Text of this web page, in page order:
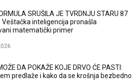
SRUŠILA JE TVRDNJU STARU 87
Veštačka inteligencija pronašla
matematički primer
DA POKAŽE KOJE DRVO ĆE PASTI:
predlaže i kako da se krošnja bezbedno